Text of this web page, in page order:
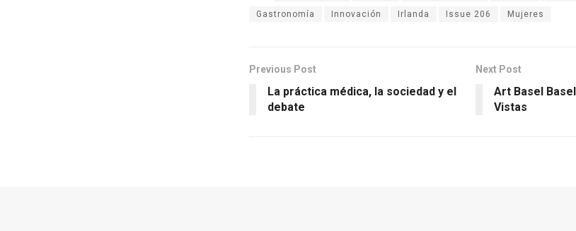
Gastronomía Innovación Irlanda Issue 206 Mujeres
Previous Post
La práctica médica, la sociedad y el
debate
Next Post
Art Basel
Vistas